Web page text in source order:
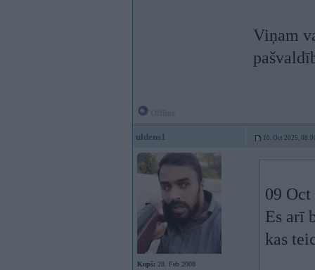
Viņam
uldens1 10. Oct 2025,
Kopš: 28. Feb 2008
09
Es arī
kas